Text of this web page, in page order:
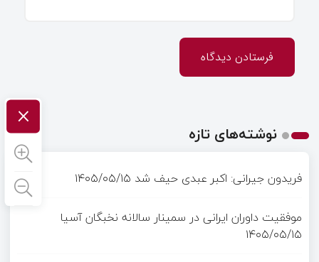
نوشته‌های تازه
فریدون جیرانی: اکبر عبدی حیف شد ۱۴۰۵/۰۵/۱۵
موفقیت داوران ایرانی در سمینار سالانه نخبگان آسیا
۱۴۰۵/۰۵/۱۵
×